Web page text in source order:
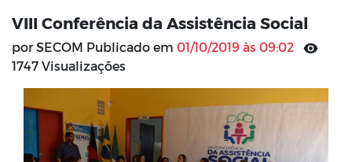
VIII Conferência da Assistência Social
por SECOM Publicado em 01/10/2019 às 09:02
1747 Visualizações